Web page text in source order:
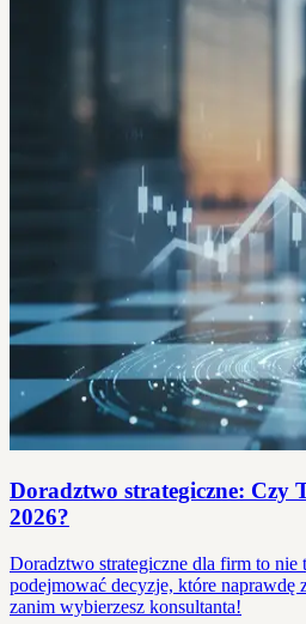
Doradztwo strategiczne: Czy
2026?
Doradztwo strategiczne dla firm to
podejmować decyzje, które naprawdę
zanim wybierzesz konsultanta!